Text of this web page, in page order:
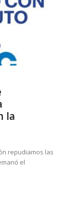
la
repudiamos las
el